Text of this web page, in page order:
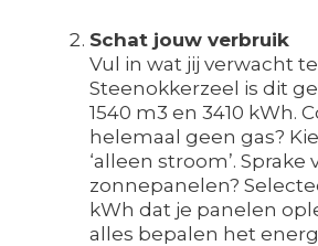
Schat jouw verbruik
Vul in wat jij verwacht
Steenokkerzeel is dit
1540 m3 en 3410 kWh.
helemaal geen gas?
‘alleen stroom’. Sprake
zonnepanelen?
kWh dat je panelen
alles bepalen het